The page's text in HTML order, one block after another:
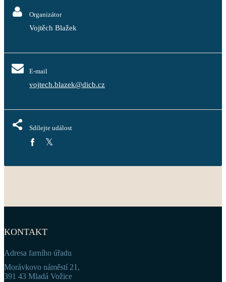
Organizátor
Vojtěch Blažek
E-mail
vojtech.blazek@dicb.cz
Sdílejte událost
KONTAKT
Adresa farního úřadu
Morávkovo náměstí 21,
391 43 Mladá Vožice